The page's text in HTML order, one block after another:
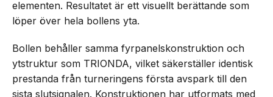
elementen. Resultatet är ett visuellt berättande som
löper över hela bollens yta.
Bollen behåller samma fyrpanelskonstruktion och
ytstruktur som TRIONDA, vilket säkerställer identisk
prestanda från turneringens första avspark till den
sista slutsignalen. Konstruktionen har utformats med